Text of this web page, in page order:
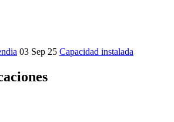
03 Sep 25 Capacidad instalada